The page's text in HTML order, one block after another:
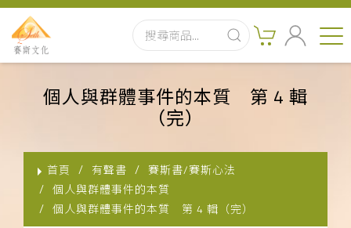
最新消息
實體出版品
訂閱制有聲書
個人與群體事件的本質 第 4 輯
（完）
首頁 有聲書
賽斯書/賽斯心法
個人與群體事件的本質
個人與群體事件的本質 第 4 輯（完）